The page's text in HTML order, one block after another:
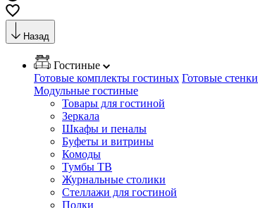
Назад
Гостиные
Готовые комплекты гостиных Готовые стенки
Модульные гостиные
Товары для гостиной
Зеркала
Шкафы и пеналы
Буфеты и витрины
Комоды
Тумбы ТВ
Журнальные столики
Стеллажи для гостиной
Полки